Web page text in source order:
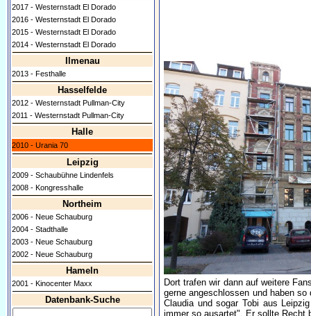
2017 - Westernstadt El Dorado
2016 - Westernstadt El Dorado
2015 - Westernstadt El Dorado
2014 - Westernstadt El Dorado
Ilmenau
2013 - Festhalle
Hasselfelde
2012 - Westernstadt Pullman-City
2011 - Westernstadt Pullman-City
Halle
2010 - Urania 70
Leipzig
2009 - Schaubühne Lindenfels
2008 - Kongresshalle
Northeim
2006 - Neue Schauburg
2004 - Stadthalle
2003 - Neue Schauburg
2002 - Neue Schauburg
Hameln
2001 - Kinocenter Maxx
Datenbank-Suche
Dort trafen wir dann auf weitere
gerne angeschlossen und haben
Claudia und sogar Tobi aus
immer so ausartet". Er sollte Recht